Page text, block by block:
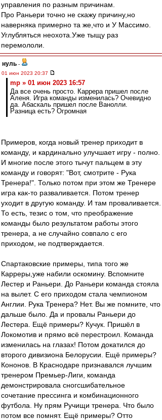
управления по разным причинам.
Про Раньери точно не скажу причину,но
наверняка примерно та же,что и У Массимо.
Углубляться неохота.Уже тыщу раз
перемололи.
нуль -
01 июн 2023 20:37
mp » 01 июн 2023 16:57
Да все очень просто. Каррера пришел после
Аленя. Игра команды изменилась? Очевидно
да. Абаскаль пришел после Ванолли.
Разница есть? Огромная
Примеров, когда новый тренер приходит в
команду, и кардинально улучшает игру - полно.
И многие после этого тычут пальцем в эту
команду и говорят: "Вот, смотрите - Рука
Тренера!". Только потом при этом же Тренере
игра как-то разваливается. Потом тренер
уходит в другую команду. И там проваливается.
То есть, тезис о том, что преображение
команды было результатом работы этого
тренера, а не случайно совпало с его
приходом, не подтверждается.
Спартаковские примеры, типа того же
Карреры,уже набили оскомину. Вспомните
Лестер и Раньери. До Раньери команда стояла
на вылет. С его приходом стала чемпионом
Англии. Рука Тренера? Нет. Вы же помните, что
дальше было. Да и провалы Раньери до
Лестера. Ещё примеры? Кучук. Пришёл в
Локомотив и прямо всё перестроил. Команда
изменилась на глазах! Потом докатился до
второго дивизиона Белорусии. Ещё примеры?
Кононов. В Краснодаре признавался лучшим
тренером Премьер-Лиги, команда
демонстрировала сногсшибательное
сочетание прессинга и комбинационного
футбола. Ну прям Ручищи тренера. Что было
потом все помнят. Ещё примеры? Отто